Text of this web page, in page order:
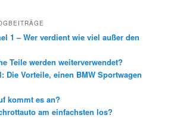
1 – Wer verdient wie viel außer den
Teile werden weiterverwendet?
Die Vorteile, einen BMW Sportwagen
kommt es an?
am einfachsten los?